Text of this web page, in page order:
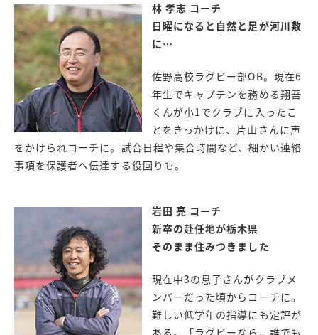
林 孝志 コーチ
日曜になると自然と足が河川敷
に…
佐野高校ラグビー部OB。現在6
年生でキャプテンを務める翔吾
くんが小1でクラブに入ったこ
とをきっかけに、片山さんに声
をかけられコーチに。試合日程や集合時間など、細かい連絡
事項を保護者へ伝達する役回りも。
岩田 亮 コーチ
新卒の赴任地が栃木県
そのまま住みつきました
現在中3の息子さんがクラブメ
ンバーだった頃からコーチに。
難しい低学年の指導にも定評が